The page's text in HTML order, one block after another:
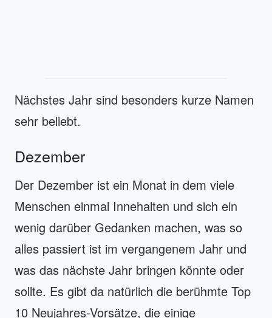
Nächstes Jahr sind besonders kurze Namen
sehr beliebt.
Dezember
Der Dezember ist ein Monat in dem viele
Menschen einmal Innehalten und sich ein
wenig darüber Gedanken machen, was so
alles passiert ist im vergangenem Jahr und
was das nächste Jahr bringen könnte oder
sollte. Es gibt da natürlich die berühmte Top
10 Neujahres-Vorsätze, die einige